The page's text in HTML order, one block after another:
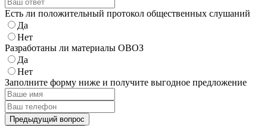
Есть ли положительный протокол общественных слушаний
Да
Нет
Разработаны ли материалы ОВОЗ
Да
Нет
Заполните форму ниже и получите выгодное предложение
Предыдущий вопрос